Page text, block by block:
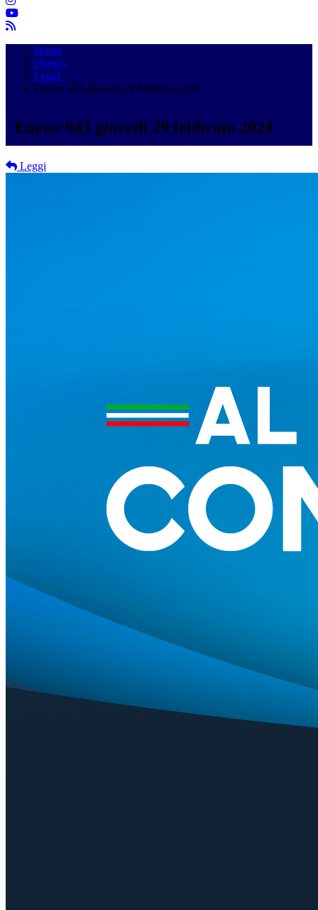
Home
eNews
Leggi
Enews 943 giovedì 29 febbraio 2024
Enews 943 giovedì 29 febbraio 2024
Leggi